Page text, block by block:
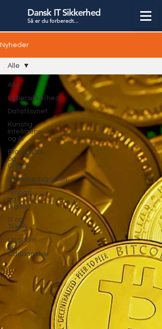
Dansk IT Sikkerhed
Så er du forberedt...
Nyheder
Alle
Cybersikkerhed
Datatilsynet
Kunstig
Intelligens
og AI
Blockchain
og
Crypto
Sikkerhedsguiden
Globalt
og
Digitalt
IT og
Teknik
Ungdom
og
Uddannelse
Alle